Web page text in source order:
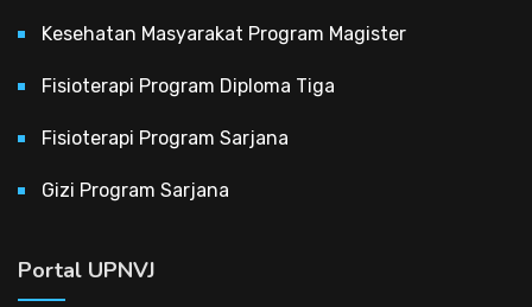
Kesehatan Masyarakat Program Magister
Fisioterapi Program Diploma Tiga
Fisioterapi Program Sarjana
Gizi Program Sarjana
Portal UPNVJ